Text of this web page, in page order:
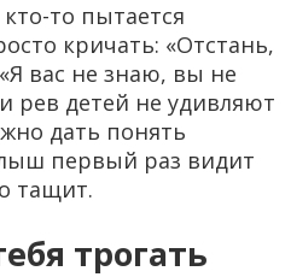
то пытается
кричать: «Отстань,
вас не знаю, вы не
рев детей не удивляют
дать понять
первый раз видит
тащит.
трогать